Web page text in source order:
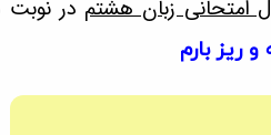
امتحانی زبان هشتم در
ریز بارم